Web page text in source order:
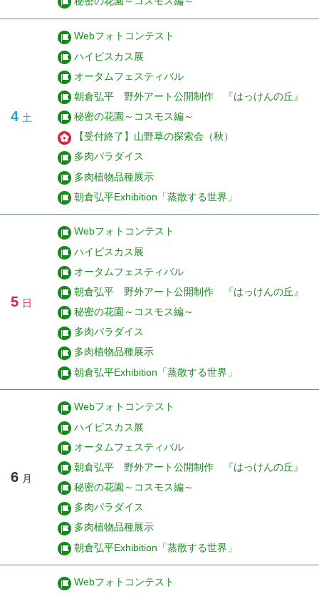
4 土
Webフォトコンテスト
ハイビスカス展
オータムフェスティバル
朝倉弘平 野外アート公開制作 『はっけんの丘』
秘密の花園～コスモス編～
【受付終了】山野草の探索会（秋）
多肉パラダイス
多肉植物品種展示
朝倉弘平Exhibition「蒸散する世界」
5 日
Webフォトコンテスト
ハイビスカス展
オータムフェスティバル
朝倉弘平 野外アート公開制作 『はっけんの丘』
秘密の花園～コスモス編～
多肉パラダイス
多肉植物品種展示
朝倉弘平Exhibition「蒸散する世界」
6 月
Webフォトコンテスト
ハイビスカス展
オータムフェスティバル
朝倉弘平 野外アート公開制作 『はっけんの丘』
秘密の花園～コスモス編～
多肉パラダイス
多肉植物品種展示
朝倉弘平Exhibition「蒸散する世界」
Webフォトコンテスト